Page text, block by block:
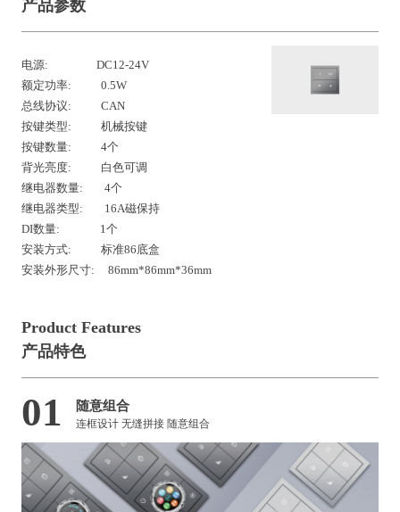
产品参数
电源: DC12-24V
额定功率: 0.5W
总线协议: CAN
按键类型: 机械按键
按键数量: 4个
背光亮度: 白色可调
继电器数量: 4个
继电器类型: 16A磁保持
DI数量: 1个
安装方式: 标准86底盒
安装外形尺寸: 86mm*86mm*36mm
Product Features
产品特色
01 随意组合
连框设计 无缝拼接 随意组合